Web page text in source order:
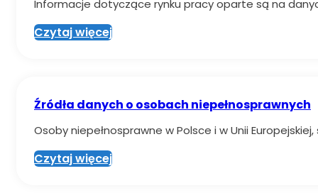
Informacje dotyczące rynku pracy oparte są na
Czytaj więcej
Źródła danych o osobach niepełnosprawnych
Osoby niepełnosprawne w Polsce i w Unii
Czytaj więcej